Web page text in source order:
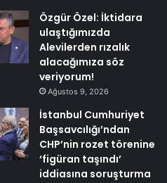
Özgür Özel: İktidara
ulaştığımızda
Alevilerden rızalık
alacağımıza söz
veriyorum!
Ağustos 9, 2026
İstanbul Cumhuriyet
Başsavcılığı’ndan
CHP’nin rozet törenine
‘figüran taşındı’
iddiasına soruşturma